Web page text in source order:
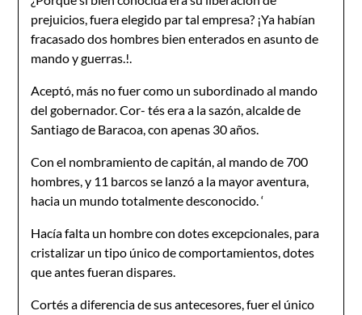
prejuicios, fuera elegido par tal empresa? ¡Ya habían
fracasado dos hombres bien enterados en asunto de
mando y guerras.!.
Aceptó, más no fuer como un subordinado al mando
del gobernador. Cor- tés era a la sazón, alcalde de
Santiago de Baracoa, con apenas 30 años.
Con el nombramiento de capitán, al mando de 700
hombres, y 11 barcos se lanzó a la mayor aventura,
hacia un mundo totalmente desconocido. ‘
Hacía falta un hombre con dotes excepcionales, para
cristalizar un tipo único de comportamientos, dotes
que antes fueran dispares.
Cortés a diferencia de sus antecesores, fuer el único